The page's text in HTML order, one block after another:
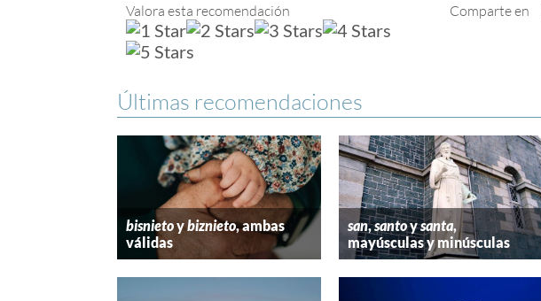
Valora esta recomendación Comparte en
Últimas recomendaciones
bisnietoybiznieto, ambas
válidas
san,santoysanta,
mayúsculas y minúsculas